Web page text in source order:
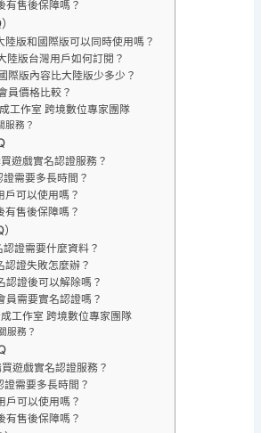
有售後保障嗎？
陸版和國際版可以同時使用嗎？
陸版台灣用戶如何訂閱？
際版內容比大陸版少多少？
員價格比較？
工作室 跨境數位專家團隊
服務？
遊戲實名認證服務？
需要多長時間？
戶可以使用嗎？
有售後保障嗎？
證需要什麼資料？
認證失敗怎麼辦？
認證後可以解除嗎？
員需要實名認證嗎？
工作室 跨境數位專家團隊
服務？
遊戲實名認證服務？
證需要多長時間？
戶可以使用嗎？
有售後保障嗎？